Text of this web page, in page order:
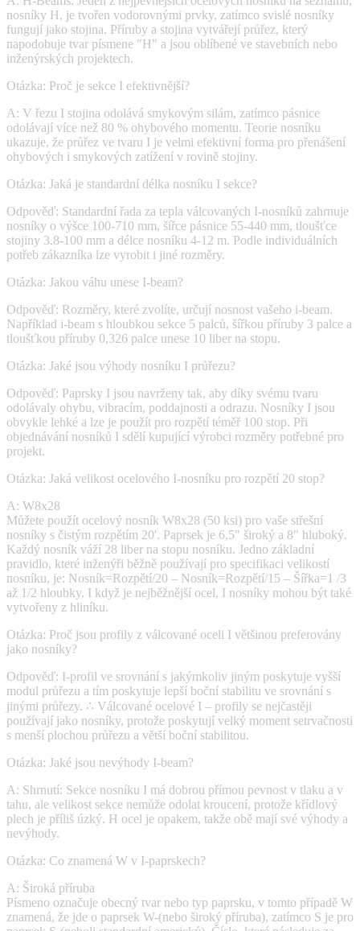
nosníky H, je tvořen vodorovnými prvky, zatímco svislé nosníky
fungují jako stojina. Příruby a stojina vytvářejí průřez, který
napodobuje tvar písmene "H" a jsou oblíbené ve stavebních nebo
inženýrských projektech.
Otázka: Proč je sekce I efektivnější?
A: V řezu I stojina odolává smykovým silám, zatímco pásnice
odolávají více než 80 % ohybového momentu. Teorie nosníku
ukazuje, že průřez ve tvaru I je velmi efektivní forma pro přenášení
ohybových i smykových zatížení v rovině stojiny.
Otázka: Jaká je standardní délka nosníku I sekce?
Odpověď: Standardní řada za tepla válcovaných I-nosníků zahrnuje
nosníky o výšce 100-710 mm, šířce pásnice 55-440 mm, tloušťce
stojiny 3.8-100 mm a délce nosníku 4-12 m. Podle individuálních
potřeb zákazníka lze vyrobit i jiné rozměry.
Otázka: Jakou váhu unese I-beam?
Odpověď: Rozměry, které zvolíte, určují nosnost vašeho i-beam.
Například i-beam s hloubkou sekce 5 palců, šířkou příruby 3 palce a
tloušťkou příruby 0,326 palce unese 10 liber na stopu.
Otázka: Jaké jsou výhody nosníku I průřezu?
Odpověď: Paprsky I jsou navrženy tak, aby díky svému tvaru
odolávaly ohybu, vibracím, poddajnosti a odrazu. Nosníky I jsou
obvykle lehké a lze je použít pro rozpětí téměř 100 stop. Při
objednávání nosníků I sdělí kupující výrobci rozměry potřebné pro
projekt.
Otázka: Jaká velikost ocelového I-nosníku pro rozpětí 20 stop?
A: W8x28
Můžete použít ocelový nosník W8x28 (50 ksi) pro vaše střešní
nosníky s čistým rozpětím 20'. Paprsek je 6,5" široký a 8" hluboký.
Každý nosník váží 28 liber na stopu nosníku. Jedno základní
pravidlo, které inženýři běžně používají pro specifikaci velikostí
nosníku, je: Nosník=Rozpětí/20 – Nosník=Rozpětí/15 – Šířka=1 /3
až 1/2 hloubky. I když je nejběžnější ocel, I nosníky mohou být také
vytvořeny z hliníku.
Otázka: Proč jsou profily z válcované oceli I většinou preferovány
jako nosníky?
Odpověď: I-profil ve srovnání s jakýmkoliv jiným poskytuje vyšší
modul průřezu a tím poskytuje lepší boční stabilitu ve srovnání s
jinými průřezy. ∴ Válcované ocelové I – profily se nejčastěji
používají jako nosníky, protože poskytují velký moment setrvačnosti
s menší plochou průřezu a větší boční stabilitou.
Otázka: Jaké jsou nevýhody I-beam?
A: Shrnutí: Sekce nosníku I má dobrou přímou pevnost v tlaku a v
tahu, ale velikost sekce nemůže odolat kroucení, protože křídlový
plech je příliš úzký. H ocel je opakem, takže obě mají své výhody a
nevýhody.
Otázka: Co znamená W v I-paprskech?
A: Široká příruba
Písmeno označuje obecný tvar nebo typ paprsku, v tomto případě W
znamená, že jde o paprsek W-(nebo široký příruba), zatímco S je pro